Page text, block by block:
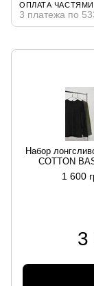
ОПЛАТА ЧАСТЯМИ
3 платежа по
Набор
COTTON
1 600
3